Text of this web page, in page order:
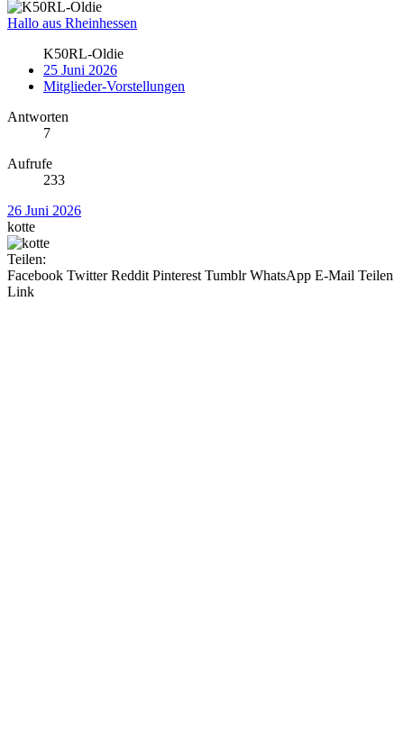
Hallo aus Rheinhessen
K50RL-Oldie
25 Juni 2026
Mitglieder-Vorstellungen
Antworten
7
Aufrufe
233
26 Juni 2026
kotte
Teilen:
Facebook Twitter Reddit Pinterest Tumblr WhatsApp E-Mail Teilen
Link